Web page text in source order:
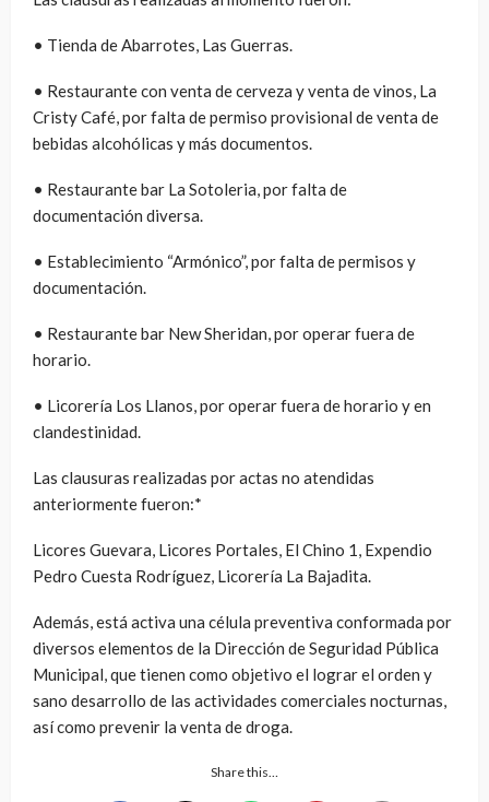
• Tienda de Abarrotes, Las Guerras.
• Restaurante con venta de cerveza y venta de vinos, La
Cristy Café, por falta de permiso provisional de venta de
bebidas alcohólicas y más documentos.
• Restaurante bar La Sotoleria, por falta de
documentación diversa.
• Establecimiento “Armónico”, por falta de permisos y
documentación.
• Restaurante bar New Sheridan, por operar fuera de
horario.
• Licorería Los Llanos, por operar fuera de horario y en
clandestinidad.
Las clausuras realizadas por actas no atendidas
anteriormente fueron:*
Licores Guevara, Licores Portales, El Chino 1, Expendio
Pedro Cuesta Rodríguez, Licorería La Bajadita.
Además, está activa una célula preventiva conformada por
diversos elementos de la Dirección de Seguridad Pública
Municipal, que tienen como objetivo el lograr el orden y
sano desarrollo de las actividades comerciales nocturnas,
así como prevenir la venta de droga.
Share this…